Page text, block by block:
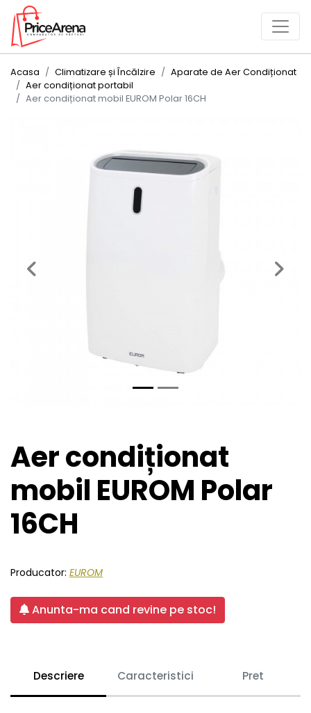
Acasa Climatizare și Încălzire
Aparate de Aer Condiționat
Aer condiționat portabil
Aer condiționat mobil EUROM Polar 16CH
Previous Next
Aer condiționat
mobil EUROM Polar
16CH
Producator: EUROM
Anunta-ma cand revine pe stoc!
Descriere Caracteristici Pret